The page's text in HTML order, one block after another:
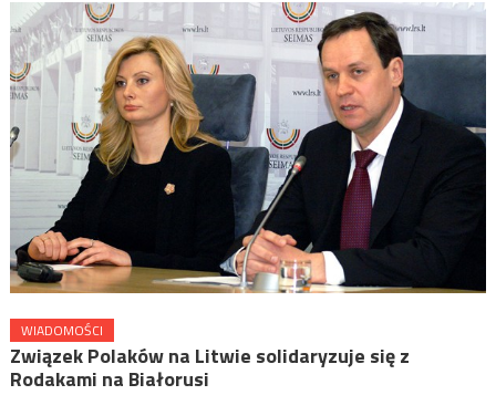
WIADOMOŚCI
Związek Polaków na Litwie solidaryzuje się z
Rodakami na Białorusi